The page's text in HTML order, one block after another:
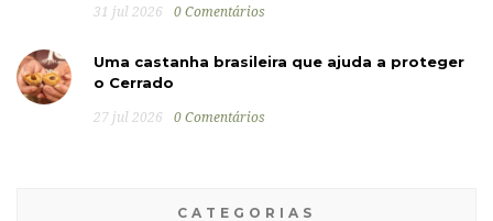
31 jul 2026 0 Comentários
Uma castanha brasileira que ajuda a proteger
o Cerrado
27 jul 2026 0 Comentários
CATEGORIAS